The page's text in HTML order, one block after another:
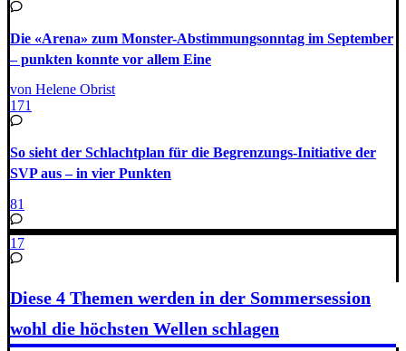
Die «Arena» zum Monster-Abstimmungsonntag im September
– punkten konnte vor allem Eine
von Helene Obrist
171
So sieht der Schlachtplan für die Begrenzungs-Initiative der
SVP aus – in vier Punkten
81
17
Diese 4 Themen werden in der Sommersession
wohl die höchsten Wellen schlagen